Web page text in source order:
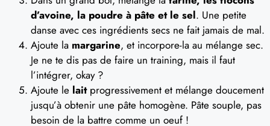
d’avoine, la poudre à pâte et le sel. Une petite
danse avec ces ingrédients secs ne fait jamais de mal.
Ajoute la margarine, et incorpore-la au mélange sec.
Je ne te dis pas de faire un training, mais il faut
l’intégrer, okay ?
Ajoute le laitprogressivement et mélange doucement
jusqu’à obtenir une pâte homogène. Pâte souple, pas
besoin de la battre comme un oeuf !